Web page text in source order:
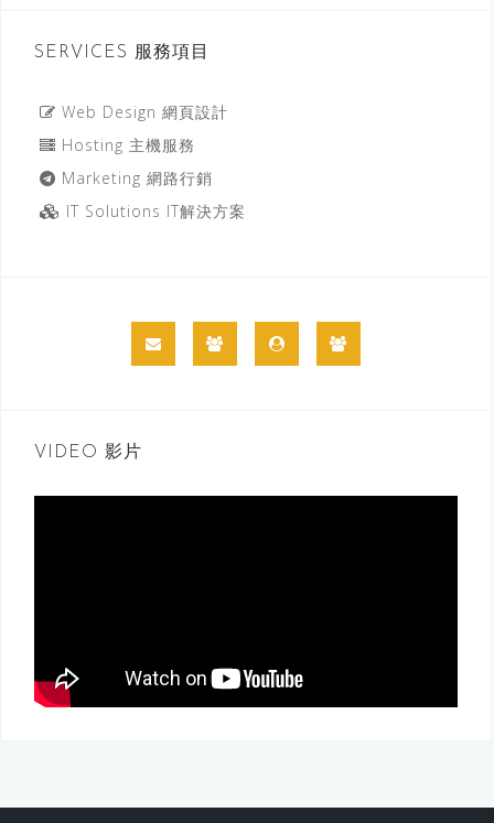
SERVICES 服務項目
Web Design 網頁設計
Hosting 主機服務
Marketing 網路行銷
IT Solutions IT解決方案
VIDEO 影片